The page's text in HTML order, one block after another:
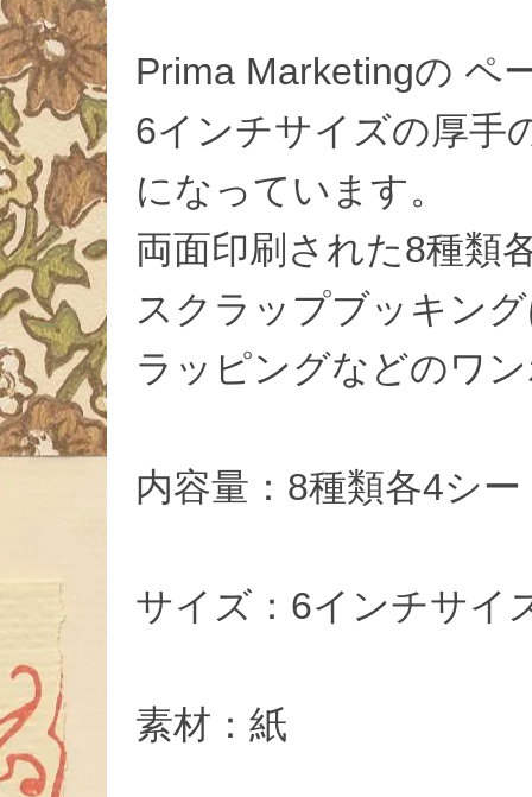
Prima Marketingの ペ
6インチサイズの厚手
になっています。
両面印刷された8種類
スクラップブッキン
ラッピングなどのワ
内容量：8種類各4シ
サイズ：6インチサ
素材：紙